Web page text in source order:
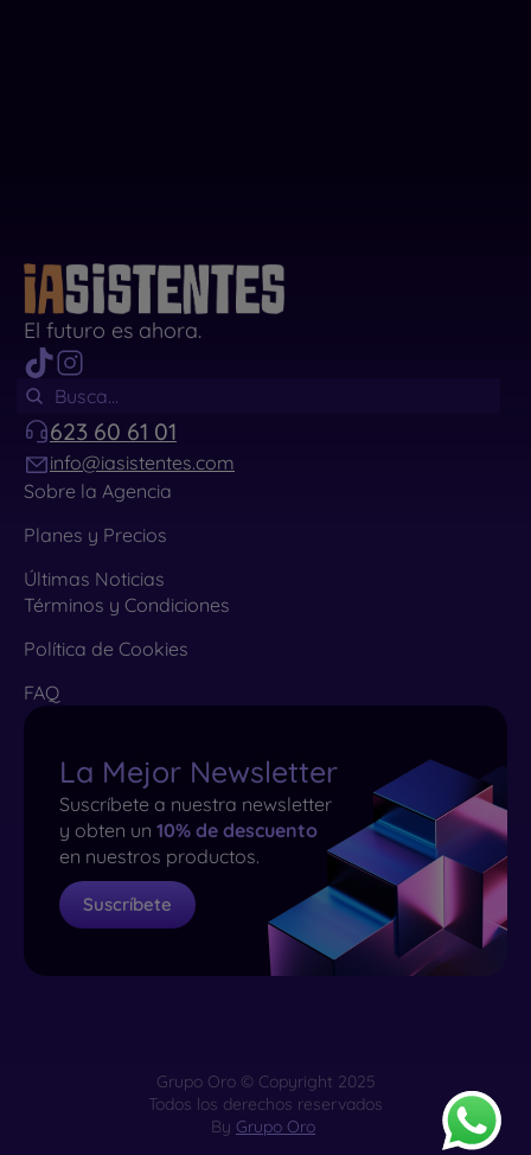
El futuro es ahora.
623 60 61 01
info@iasistentes.com
Sobre la Agencia
Planes y Precios
Últimas Noticias
Términos y Condiciones
Política de Cookies
FAQ
La Mejor Newsletter
Suscríbete a nuestra newsletter
y obten un 10% de descuento
en nuestros productos.
Suscríbete
Grupo Oro © Copyright 2025
Todos los derechos reservados
By Grupo Oro